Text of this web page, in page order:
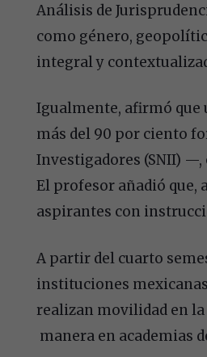
Análisis de
como género,
integral y
Igualmente, afirmó que
más del 90 por ciento
Investigadores (SNII)
El profesor añadió
aspirantes con
A partir del cuarto
instituciones
realizan movilidad en
manera en academias